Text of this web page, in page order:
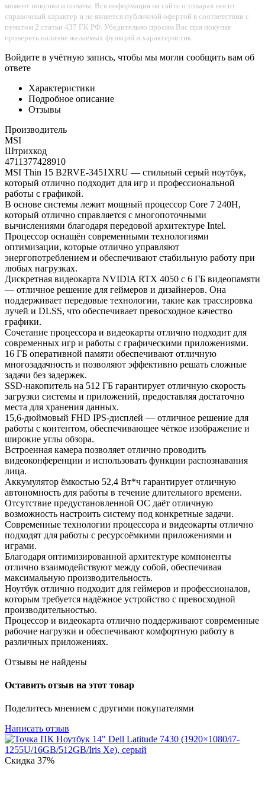
момент покупки и оплаты. Вся информация на сайте о товарах носит
справочный характер и не является публичной офертой в соответствии с
пунктом 2 статьи 437 ГК РФ. Убедительно просим Вас при покупке
проверять наличие желаемых функций и характеристик.
Войдите в учётную запись, чтобы мы могли сообщить вам об
ответе
Характеристики
Подробное описание
Отзывы
Производитель
MSI
Штрихкод
4711377428910
MSI Thin 15 B2RVE-3451XRU — стильный серый ноутбук,
который отлично подходит для игр и профессиональной
работы с графикой.
В основе системы лежит мощный процессор Core 7 240H,
который отлично справляется с многопоточными
вычислениями благодаря передовой архитектуре Intel.
Процессор оснащён современными технологиями
оптимизации, которые отлично управляют
энергопотреблением и обеспечивают стабильную работу при
любых нагрузках.
Дискретная видеокарта NVIDIA RTX 4050 с 6 ГБ видеопамяти
— отличное решение для геймеров и дизайнеров. Она
поддерживает передовые технологии, такие как трассировка
лучей и DLSS, что обеспечивает превосходное качество
графики.
Сочетание процессора и видеокарты отлично подходит для
современных игр и работы с графическими приложениями.
16 ГБ оперативной памяти обеспечивают отличную
многозадачность и позволяют эффективно решать сложные
задачи без задержек.
SSD-накопитель на 512 ГБ гарантирует отличную скорость
загрузки системы и приложений, предоставляя достаточно
места для хранения данных.
15,6-дюймовый FHD IPS-дисплей — отличное решение для
работы с контентом, обеспечивающее чёткое изображение и
широкие углы обзора.
Встроенная камера позволяет отлично проводить
видеоконференции и использовать функции распознавания
лица.
Аккумулятор ёмкостью 52,4 Вт*ч гарантирует отличную
автономность для работы в течение длительного времени.
Отсутствие предустановленной ОС даёт отличную
возможность настроить систему под конкретные задачи.
Современные технологии процессора и видеокарты отлично
подходят для работы с ресурсоёмкими приложениями и
играми.
Благодаря оптимизированной архитектуре компоненты
отлично взаимодействуют между собой, обеспечивая
максимальную производительность.
Ноутбук отлично подходит для геймеров и профессионалов,
которым требуется надёжное устройство с превосходной
производительностью.
Процессор и видеокарта отлично поддерживают современные
рабочие нагрузки и обеспечивают комфортную работу в
различных приложениях.
Отзывы не найдены
Оставить отзыв на этот товар
Поделитесь мнением с другими покупателями
Написать отзыв
Скидка 37%